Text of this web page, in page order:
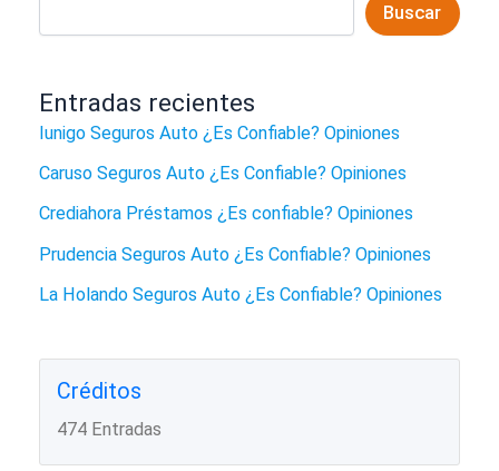
Cubrimos
Buscar
Entradas recientes
Iunigo Seguros Auto ¿Es Confiable? Opiniones
Caruso Seguros Auto ¿Es Confiable? Opiniones
Crediahora Préstamos ¿Es confiable? Opiniones
Prudencia Seguros Auto ¿Es Confiable? Opiniones
La Holando Seguros Auto ¿Es Confiable? Opiniones
Créditos
474 Entradas